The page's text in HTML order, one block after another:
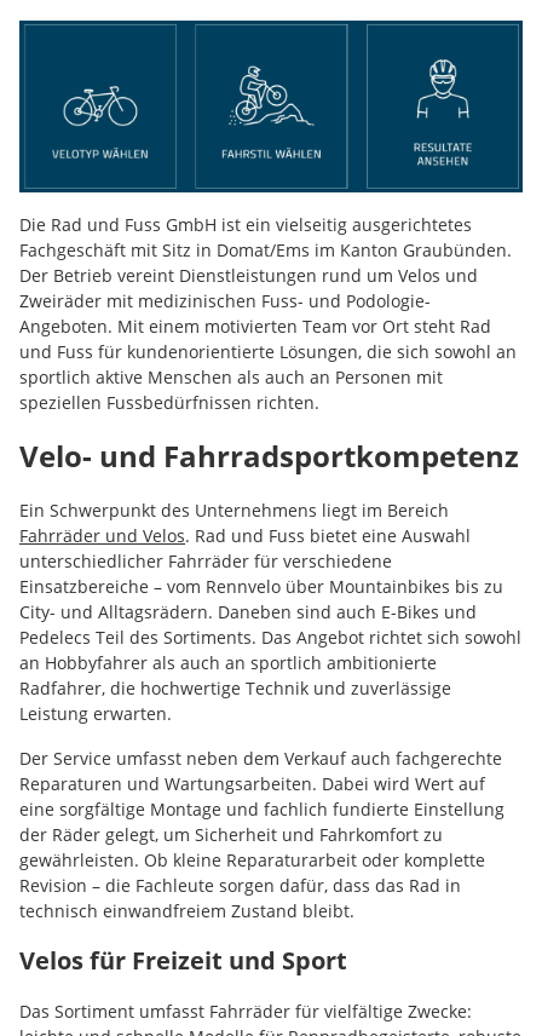
Die Rad und Fuss GmbH ist ein vielseitig ausgerichtetes
Fachgeschäft mit Sitz in Domat/Ems im Kanton Graubünden.
Der Betrieb vereint Dienstleistungen rund um Velos und
Zweiräder mit medizinischen Fuss- und Podologie-
Angeboten. Mit einem motivierten Team vor Ort steht Rad
und Fuss für kundenorientierte Lösungen, die sich sowohl an
sportlich aktive Menschen als auch an Personen mit
speziellen Fussbedürfnissen richten.
Velo- und Fahrradsportkompetenz
Ein Schwerpunkt des Unternehmens liegt im Bereich
Fahrräder und Velos. Rad und Fuss bietet eine Auswahl
unterschiedlicher Fahrräder für verschiedene
Einsatzbereiche – vom Rennvelo über Mountainbikes bis zu
City- und Alltagsrädern. Daneben sind auch E-Bikes und
Pedelecs Teil des Sortiments. Das Angebot richtet sich sowohl
an Hobbyfahrer als auch an sportlich ambitionierte
Radfahrer, die hochwertige Technik und zuverlässige
Leistung erwarten.
Der Service umfasst neben dem Verkauf auch fachgerechte
Reparaturen und Wartungsarbeiten. Dabei wird Wert auf
eine sorgfältige Montage und fachlich fundierte Einstellung
der Räder gelegt, um Sicherheit und Fahrkomfort zu
gewährleisten. Ob kleine Reparaturarbeit oder komplette
Revision – die Fachleute sorgen dafür, dass das Rad in
technisch einwandfreiem Zustand bleibt.
Velos für Freizeit und Sport
Das Sortiment umfasst Fahrräder für vielfältige Zwecke: